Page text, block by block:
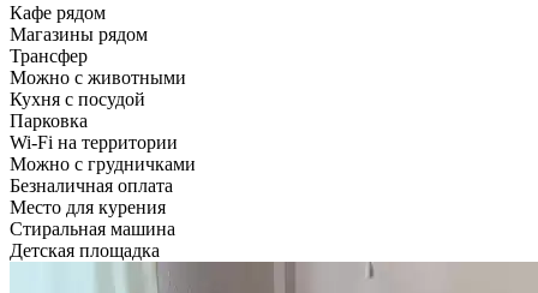
Кафе рядом
Магазины рядом
Трансфер
Можно с животными
Кухня с посудой
Парковка
Wi-Fi на территории
Можно с грудничками
Безналичная оплата
Место для курения
Стиральная машина
Детская площадка